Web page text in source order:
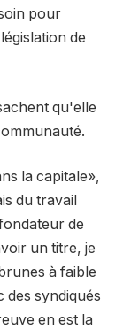
pour
de
qu'elle
la capitale»,
du travail
de
un titre, je
à faible
des syndiqués
en est la